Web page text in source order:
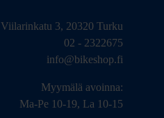
Viilarinkatu 3, 20320 Turku
02 - 2322675
info@bikeshop.fi
Myymälä avoinna:
Ma-Pe 10-19, La 10-15